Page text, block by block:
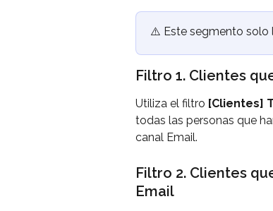
⚠️ Este segmento solo
Filtro 1. Clientes
Utiliza el filtro [Clientes]
todas las personas que
canal Email.
Filtro 2. Clientes
Email